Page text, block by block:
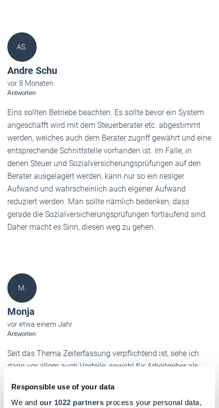
Responsible use of your data
We and our 1022 partners process your personal data,
AS.
Andre Schu
vor 8 Monaten
Antworten
Eins sollten Betriebe beachten. Es sollte bevor ein System
angeschafft wird mit dem Steuerberater etc. abgestimmt
werden, welches auch dem Berater zugriff gewährt und eine
entsprechende Schnittstelle vorhanden ist. Im Falle, in
denen Steuer und Sozialversicherungsprüfungen auf den
Berater ausgelagert werden, kann nur so ein riesiger
Aufwand und wahrscheinlich auch eigener Aufwand
reduziert werden. Man sollte nämlich bedenken, dass
gerade die Sozialversicherungsprüfungen fortlaufend sind.
Daher macht es Sinn, diesen weg zu gehen.
M.
Monja
vor etwa einem Jahr
Antworten
Seit das Thema Zeiterfassung verpflichtend ist, sehe ich
darin vor allem auch Vorteile, sowohl für Arbeitgeber als
Früher habe ich meine Zeiten manuell in einer Excel-Tabelle
gepflegt, das war auf Dauer ziemlich unübersichtlich und